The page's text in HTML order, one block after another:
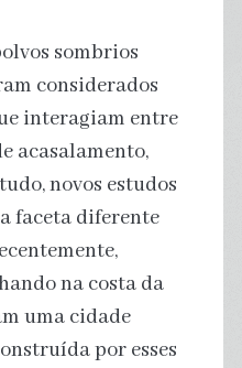
sombrios
considerados
interagiam entre
acasalamento,
novos estudos
faceta diferente
na costa da
uma cidade
por esses